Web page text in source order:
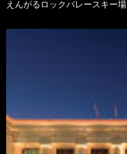
えんがるロックバレースキー場